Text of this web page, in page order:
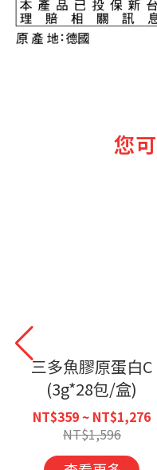
您
三多魚膠原蛋白C
(3g*28包/盒)
NT$359 ~ NT$1,276
NT$1,596